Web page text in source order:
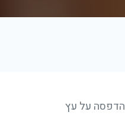
הדפסה על עץ